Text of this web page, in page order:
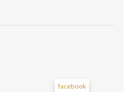
facebook